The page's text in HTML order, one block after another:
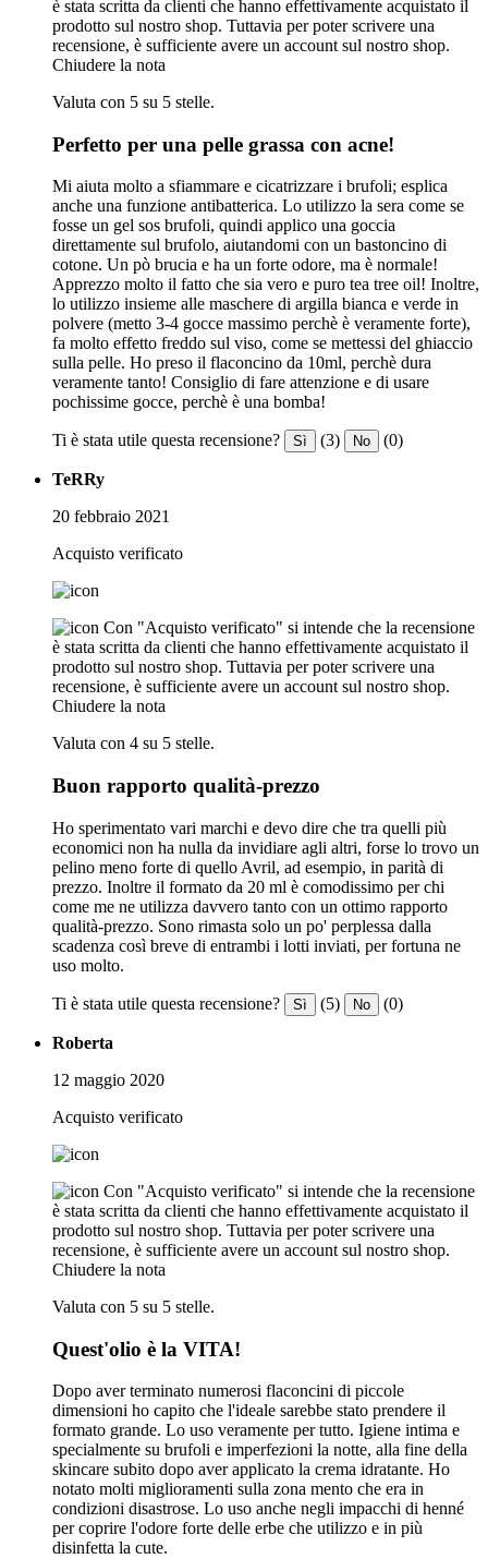
è stata scritta da clienti che hanno effettivamente acquistato il
prodotto sul nostro shop. Tuttavia per poter scrivere una
recensione, è sufficiente avere un account sul nostro shop.
Chiudere la nota
Valuta con 5 su 5 stelle.
Perfetto per una pelle grassa con acne!
Mi aiuta molto a sfiammare e cicatrizzare i brufoli; esplica
anche una funzione antibatterica. Lo utilizzo la sera come se
fosse un gel sos brufoli, quindi applico una goccia
direttamente sul brufolo, aiutandomi con un bastoncino di
cotone. Un pò brucia e ha un forte odore, ma è normale!
Apprezzo molto il fatto che sia vero e puro tea tree oil! Inoltre,
lo utilizzo insieme alle maschere di argilla bianca e verde in
polvere (metto 3-4 gocce massimo perchè è veramente forte),
fa molto effetto freddo sul viso, come se mettessi del ghiaccio
sulla pelle. Ho preso il flaconcino da 10ml, perchè dura
veramente tanto! Consiglio di fare attenzione e di usare
pochissime gocce, perchè è una bomba!
Ti è stata utile questa recensione? Sì (3) No (0)
TeRRy
20 febbraio 2021
Acquisto verificato
Con "Acquisto verificato" si intende che la recensione
è stata scritta da clienti che hanno effettivamente acquistato il
prodotto sul nostro shop. Tuttavia per poter scrivere una
recensione, è sufficiente avere un account sul nostro shop.
Chiudere la nota
Valuta con 4 su 5 stelle.
Buon rapporto qualità-prezzo
Ho sperimentato vari marchi e devo dire che tra quelli più
economici non ha nulla da invidiare agli altri, forse lo trovo un
pelino meno forte di quello Avril, ad esempio, in parità di
prezzo. Inoltre il formato da 20 ml è comodissimo per chi
come me ne utilizza davvero tanto con un ottimo rapporto
qualità-prezzo. Sono rimasta solo un po' perplessa dalla
scadenza così breve di entrambi i lotti inviati, per fortuna ne
uso molto.
Ti è stata utile questa recensione? Sì (5) No (0)
Roberta
12 maggio 2020
Acquisto verificato
Con "Acquisto verificato" si intende che la recensione
è stata scritta da clienti che hanno effettivamente acquistato il
prodotto sul nostro shop. Tuttavia per poter scrivere una
recensione, è sufficiente avere un account sul nostro shop.
Chiudere la nota
Valuta con 5 su 5 stelle.
Quest'olio è la VITA!
Dopo aver terminato numerosi flaconcini di piccole
dimensioni ho capito che l'ideale sarebbe stato prendere il
formato grande. Lo uso veramente per tutto. Igiene intima e
specialmente su brufoli e imperfezioni la notte, alla fine della
skincare subito dopo aver applicato la crema idratante. Ho
notato molti miglioramenti sulla zona mento che era in
condizioni disastrose. Lo uso anche negli impacchi di henné
per coprire l'odore forte delle erbe che utilizzo e in più
disinfetta la cute.